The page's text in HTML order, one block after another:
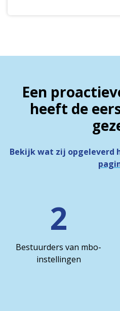
Een
heeft de
Bekijk wat zij opgeleverd
2
Bestuurders van mbo-
instellingen